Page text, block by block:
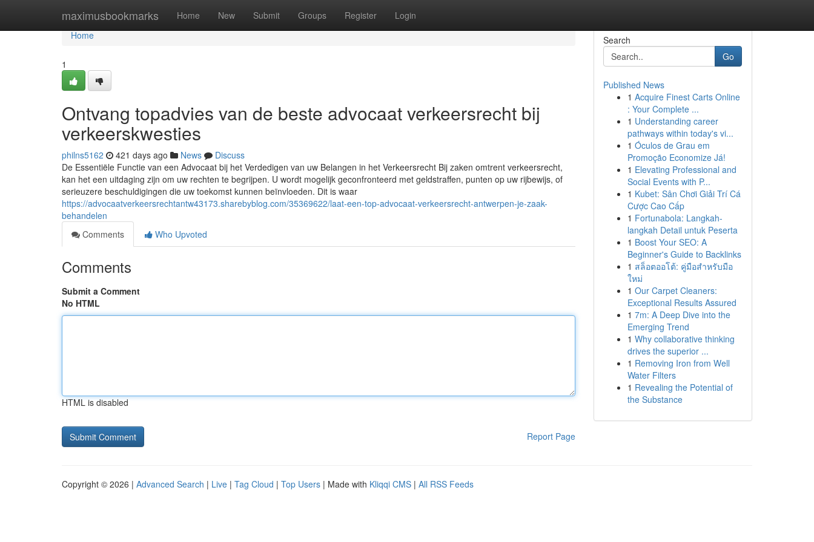
maximusbookmarks Home New Submit Groups Register Login
Home
Home
1
Ontvang topadvies van de beste advocaat verkeersrecht bij
verkeerskwesties
philns5162 421 days ago News
Discuss
De Essentiële Functie van een Advocaat bij het Verdedigen van uw Belangen in het Verkeersrecht Bij zaken omtrent verkeersrecht,
kan het een uitdaging zijn om uw rechten te begrijpen. U wordt mogelijk geconfronteerd met geldstraffen, punten op uw rijbewijs, of
serieuzere beschuldigingen die uw toekomst kunnen beïnvloeden. Dit is waar
https://advocaatverkeersrechtantw43173.sharebyblog.com/35369622/laat-een-top-advocaat-verkeersrecht-antwerpen-je-zaak-
behandelen
Comments
Who Upvoted
Comments
Submit a Comment
No HTML
HTML is disabled
Report Page
Search
Go
Published News
1 Acquire Finest Carts Online
: Your Complete ...
1 Understanding career
pathways within today's vi...
1 Óculos de Grau em
Promoção Economize Já!
1 Elevating Professional and
Social Events with P...
1 Kubet: Sân Chơi Giải Trí Cá
Cược Cao Cấp
1 Fortunabola: Langkah-
langkah Detail untuk Peserta
1 Boost Your SEO: A
Beginner's Guide to Backlinks
1 สล็อตออโต้: คู่มือสำหรับมือ
ใหม่
1 Our Carpet Cleaners:
Exceptional Results Assured
1 7m: A Deep Dive into the
Emerging Trend
1 Why collaborative thinking
drives the superior ...
1 Removing Iron from Well
Water Filters
1 Revealing the Potential of
the Substance
Copyright © 2026 | Advanced Search | Live | Tag Cloud | Top Users | Made with Kliqqi CMS | All RSS Feeds